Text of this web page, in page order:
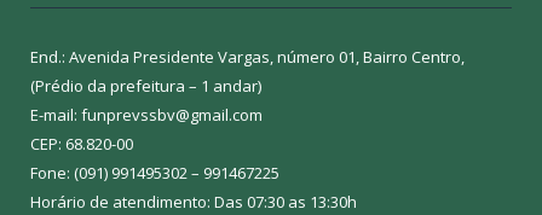
End.: Avenida Presidente Vargas, número 01, Bairro Centro,
(Prédio da prefeitura – 1 andar)
E-mail: funprevssbv@gmail.com
CEP: 68.820-00
Fone: (091) 991495302 – 991467225
Horário de atendimento: Das 07:30 as 13:30h